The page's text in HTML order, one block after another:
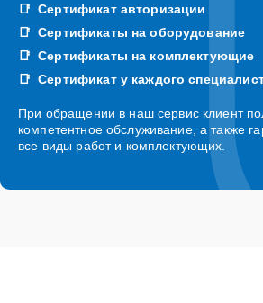
Сертификат авторизации
Сертификаты на оборудование
Сертификаты на комплектующие
Сертификат у каждого
При обращении в наш сервис клиент
компетентное обслуживание, а также
все виды работ и комплектующих.